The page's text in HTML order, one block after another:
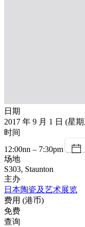
日期
2017 年 9 月 1 日 (星
时间
12:00nn – 7:30pm
场地
S303, Staunton
主办
日本陶瓷及艺术展览
费用 (港币)
免费
查询